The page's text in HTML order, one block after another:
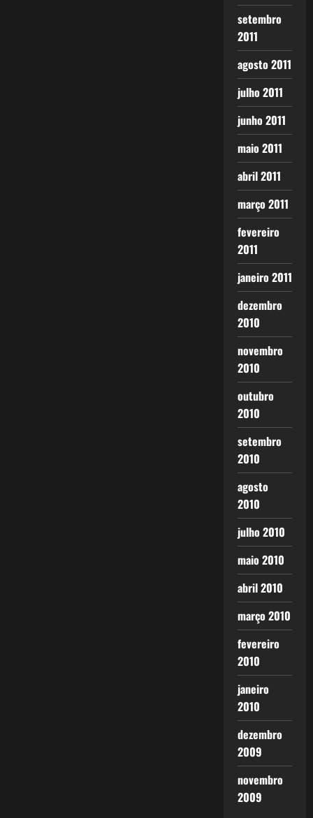
setembro
2011
agosto 2011
julho 2011
junho 2011
maio 2011
abril 2011
março 2011
fevereiro
2011
janeiro 2011
dezembro
2010
novembro
2010
outubro
2010
setembro
2010
agosto
2010
julho 2010
maio 2010
abril 2010
março 2010
fevereiro
2010
janeiro
2010
dezembro
2009
novembro
2009